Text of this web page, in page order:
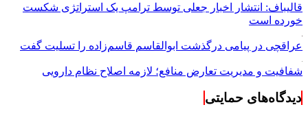
قالیباف: انتشار اخبار جعلی توسط ترامپ یک استراتژی شکست
خورده است
عراقچی در پیامی درگذشت ابوالقاسم قاسم‌زاده را تسلیت گفت
شفافیت و مدیریت تعارض منافع؛ لازمه اصلاح نظام دارویی
دیدگاه‌های حمایتی